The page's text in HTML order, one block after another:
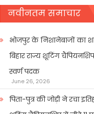
नवीनतम समाचार
भोजपुर के निशानेबाजों का
बिहार राज्य शूटिंग
स्वर्ण पदक
June 26, 2026
पिता-पुत्र की जोड़ी ने रचा